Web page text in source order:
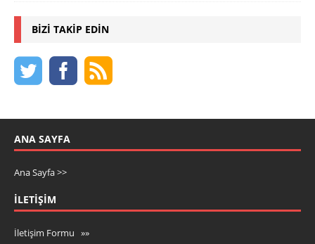
BIZI TAKIP EDIN
ANA SAYFA
Ana Sayfa >>
İLETIŞIM
İletişim Formu »»